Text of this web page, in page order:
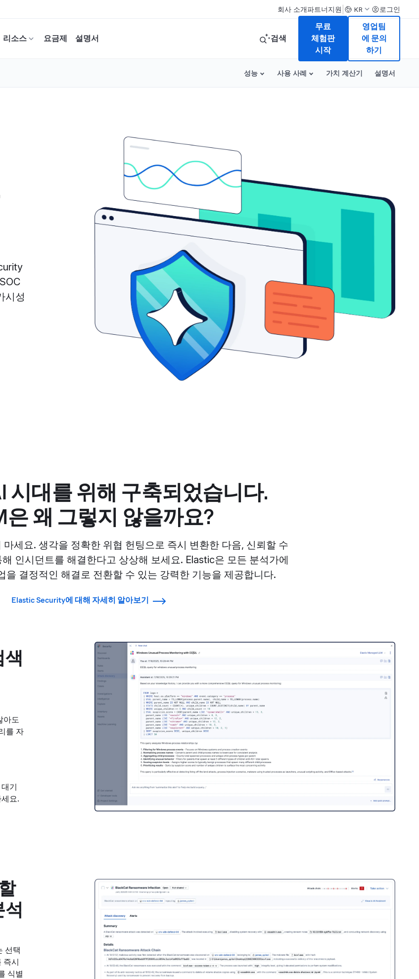
회사 소개파트너지원 KR 로그인
리소스 요금제 설명서 검색
무료
체험판
시작
영업팀
에 문의
하기
성능 사용 사례 가치 계산기 설명서
시성
시대를 위해 구축되었습니다.
은 왜 그렇지 않을까요?
세요. 생각을 정확한 위협 헌팅으로 즉시 변환한 다음, 신뢰할 수
인시던트를 해결한다고 상상해 보세요. Elastic은 모든 분석가에
을 결정적인 해결로 전환할 수 있는 강력한 기능을 제공합니다.
Elastic Security에 대해 자세히 알아보기
색
아도
를 자
기
요.
석
선택
즉시
식별